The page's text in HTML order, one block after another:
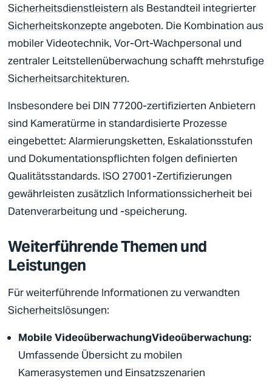
Sicherheitsdienstleistern als Bestandteil integrierter
Sicherheitskonzepteangeboten. Die Kombination aus
mobiler Videotechnik, Vor-Ort-Wachpersonal und
zentraler Leitstellenüberwachung schafft mehrstufige
Sicherheitsarchitekturen.
Insbesondere bei DIN 77200-zertifizierten Anbietern
sind Kameratürme in standardisierte Prozesse
eingebettet: Alarmierungsketten, Eskalationsstufen
und Dokumentationspflichten folgen definierten
Qualitätsstandards. ISO 27001-Zertifizierungen
gewährleisten zusätzlich Informationssicherheit bei
Datenverarbeitung und -speicherung.
Weiterführende Themen und
Leistungen
Für weiterführende Informationen zu verwandten
Sicherheitslösungen:
Mobile VideoüberwachungVideoüberwachung:
Umfassende Übersicht zu mobilen
Kamerasystemen und Einsatzszenarien